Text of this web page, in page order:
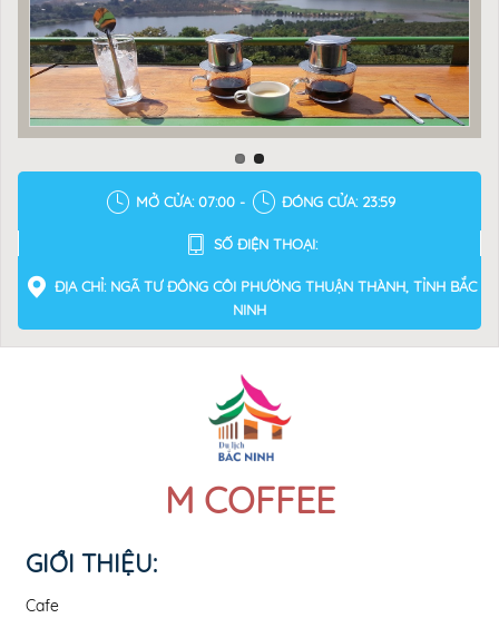
MỞ CỬA: 07:00 - ĐÓNG CỬA: 23:59
SỐ ĐIỆN THOẠI:
ĐỊA CHỈ: NGÃ TƯ ĐÔNG CÔI PHƯỜNG THUẬN THÀNH, TỈNH BẮC
NINH
M COFFEE
GIỚI THIỆU:
Cafe
Google+